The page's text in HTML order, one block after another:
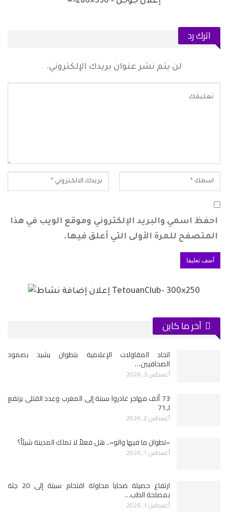
اترك رد
لن يتم نشر عنوان بريدك الإلكتروني.
احفظ اسمي والبريد الإلكتروني وموقع الويب في هذا
المتصفح للمرة الأولى التي أعلق فيها.
آخر ما كاين
اتحاد المقاولات الإعلامية بتطوان يشيد بصمود
الصحافيين…
أغسطس 3, 2026
73 ألف مهاجر غادروا سبتة إلى المغرب وعدد القتلى يرتفع
لـ71
أغسطس 2, 2026
«تطوان ما فيها والو».. هل فعلاً لا تملك المدينة شيئاً؟
أغسطس 1, 2026
ارتفاع حصيلة ضحايا محاولة اقتحام سبتة إلى 20 جثة
بمصلحة الطب…
أغسطس 1, 2026